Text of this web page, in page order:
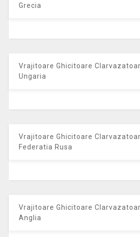
Grecia
Vrajitoare Ghicitoare
Ungaria
Vrajitoare Ghicitoare
Federatia Rusa
Vrajitoare Ghicitoare
Anglia